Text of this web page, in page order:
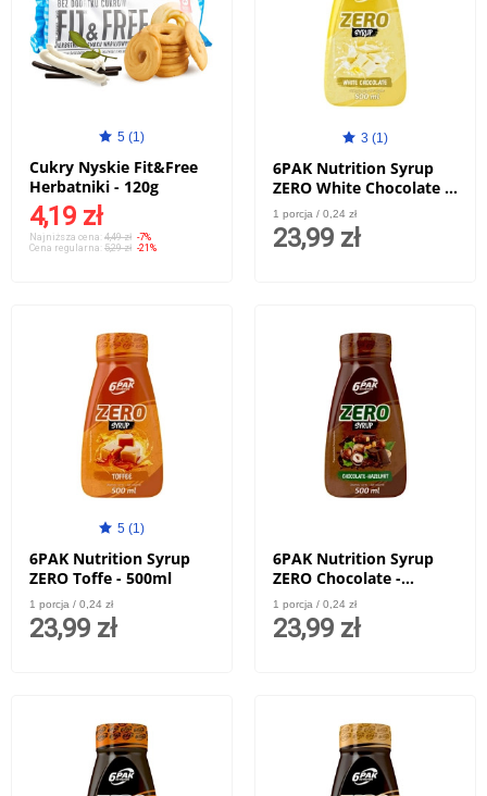
5 (1)
Cukry Nyskie Fit&Free
Herbatniki - 120g
4,19 zł
Najniższa cena: 4,49 zł -7%
Cena regularna: 5,29 zł -21%
3 (1)
6PAK Nutrition Syrup
ZERO White Chocolate -
500ml
1 porcja / 0,24 zł
23,99 zł
5 (1)
6PAK Nutrition Syrup
ZERO Toffe - 500ml
1 porcja / 0,24 zł
23,99 zł
6PAK Nutrition Syrup
ZERO Chocolate -
Hazelnut - 500ml
1 porcja / 0,24 zł
23,99 zł